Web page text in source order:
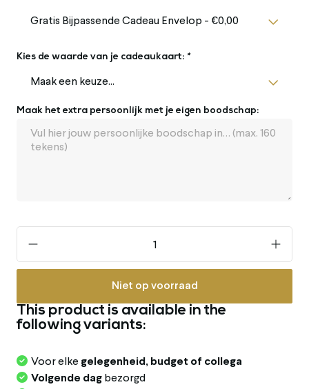
Kies de waarde van je cadeaukaart: *
Maak het extra persoonlijk met je eigen boodschap:
Niet op voorraad
This product is available in the
following variants:
Voor elke gelegenheid, budget of collega
Volgende dag bezorgd